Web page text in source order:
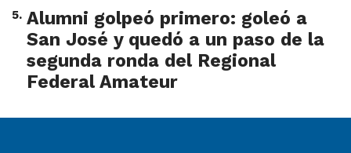
5. Alumni golpeó primero: goleó a
San José y quedó a un paso de la
segunda ronda del Regional
Federal Amateur